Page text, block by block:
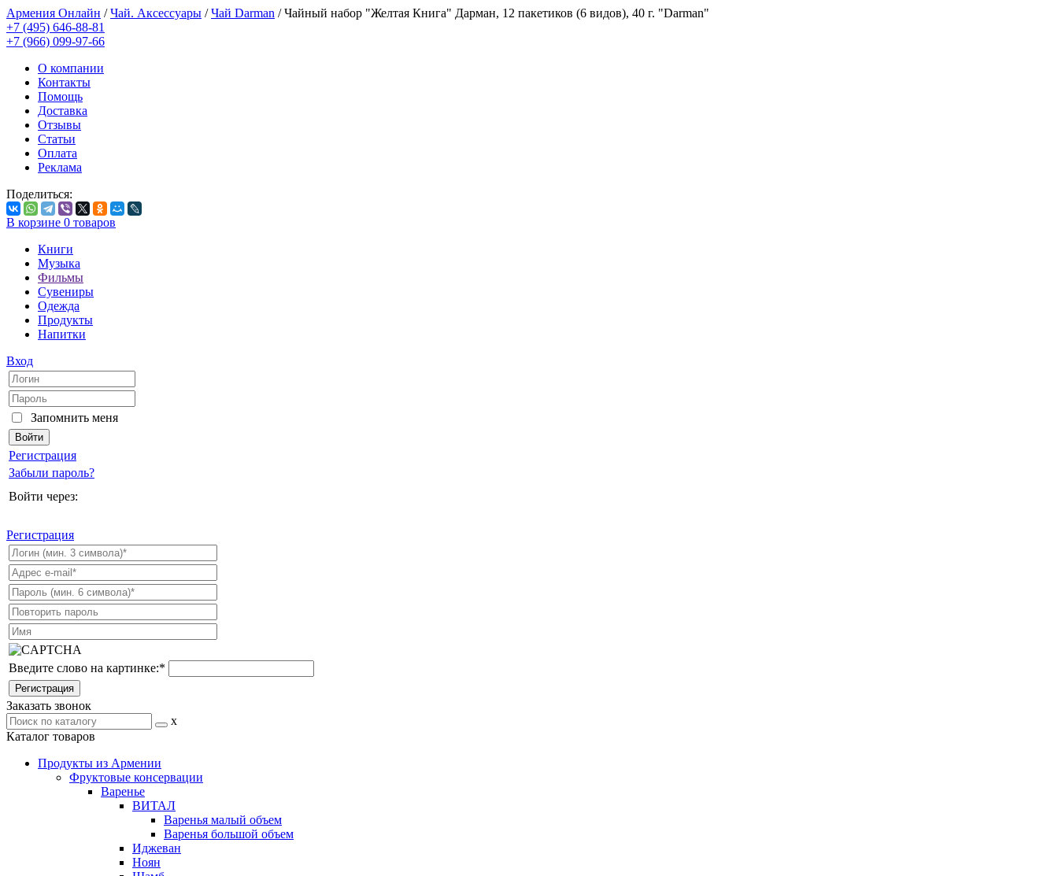
Армения Онлайн /Чай. Аксессуары /Чай Darman /Чайный набор "Желтая Книга" Дарман, 12 пакетиков (6 видов), 40 г. "Darman"
+7 (495) 646-88-81
+7 (966) 099-97-66
О компании
Контакты
Помощь
Доставка
Отзывы
Статьи
Оплата
Реклама
Поделиться:
В корзине 0 товаров
Книги
Музыка
Фильмы
Сувениры
Одежда
Продукты
Напитки
Вход
Запомнить меня
Регистрация
Забыли пароль?
Войти через:
Регистрация
Введите слово на картинке:*
Заказать звонок
x
Каталог товаров
Продукты из Армении
Фруктовые консервации
Варенье
ВИТАЛ
Варенья малый объем
Варенья большой объем
Иджеван
Ноян